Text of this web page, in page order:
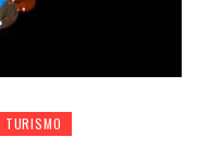
TURISMO